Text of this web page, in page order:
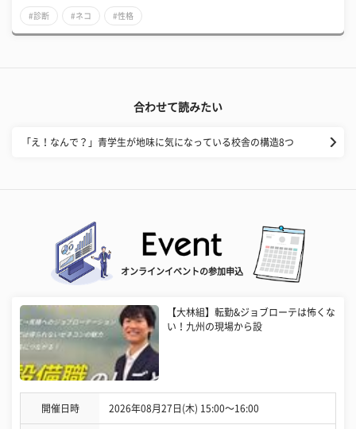
#診断 #ネコ #性格
合わせて読みたい
「え！なんで？」青学生が地味に気になっている校舎の構造8つ
オンラインイベントの参加申込
【大林組】転勤&ジョブローテは怖くな
い！九州の現場から設
開催日時 2026年08月27日(木) 15:00〜16:00